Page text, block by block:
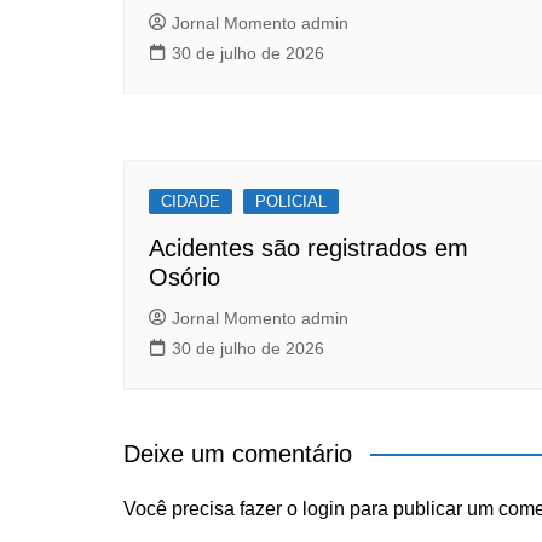
Jornal Momento admin
30 de julho de 2026
CIDADE POLICIAL
Acidentes são registrados em
Osório
Jornal Momento admin
30 de julho de 2026
Deixe um comentário
Você precisa fazer o login para publicar um